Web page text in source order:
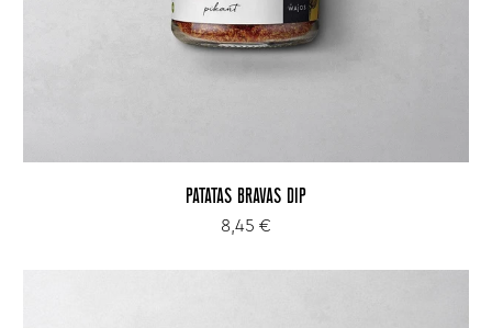
PATATAS BRAVAS DIP
8,45 €